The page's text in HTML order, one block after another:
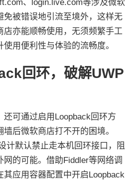
、login.live.com等涉及微软
免被错误地引流至境外，这样无
店亦能顺畅使用，无须频繁手工
用便利性与体验的流畅度。
回环，破解UWP
还可通过启用Loopback回环方
后微软商店打不开的困境。
计默认禁止走本机回环接口，阻
网的可能。借助Fiddler等网络调
其应用容器配置中开启Loopback